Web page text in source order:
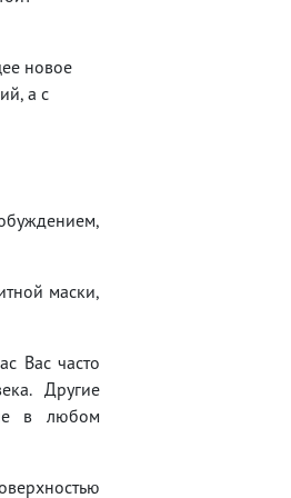
новое
а с
маски,
Вас часто
Другие
в любом